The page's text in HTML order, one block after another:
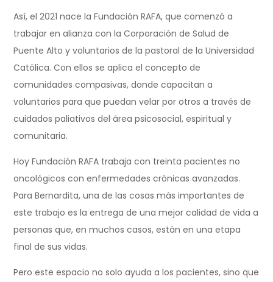
Así, el 2021 nace la Fundación RAFA, que comenzó a
trabajar en alianza con la Corporación de Salud de
Puente Alto y voluntarios de la pastoral de la Universidad
Católica. Con ellos se aplica el concepto de
comunidades compasivas, donde capacitan a
voluntarios para que puedan velar por otros a través de
cuidados paliativos del área psicosocial, espiritual y
comunitaria.
Hoy Fundación RAFA trabaja con treinta pacientes no
oncológicos con enfermedades crónicas avanzadas.
Para Bernardita, una de las cosas más importantes de
este trabajo es la entrega de una mejor calidad de vida a
personas que, en muchos casos, están en una etapa
final de sus vidas.
Pero este espacio no solo ayuda a los pacientes, sino que